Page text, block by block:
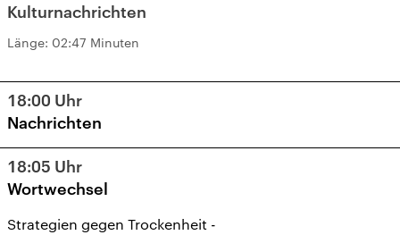
Kulturnachrichten
Länge: 02:47 Minuten
18:00 Uhr
Nachrichten
18:05 Uhr
Wortwechsel
Strategien gegen Trockenheit -